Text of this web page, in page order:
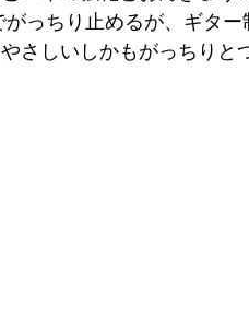
っちり止めるが、ギター
さしいしかもがっちりと